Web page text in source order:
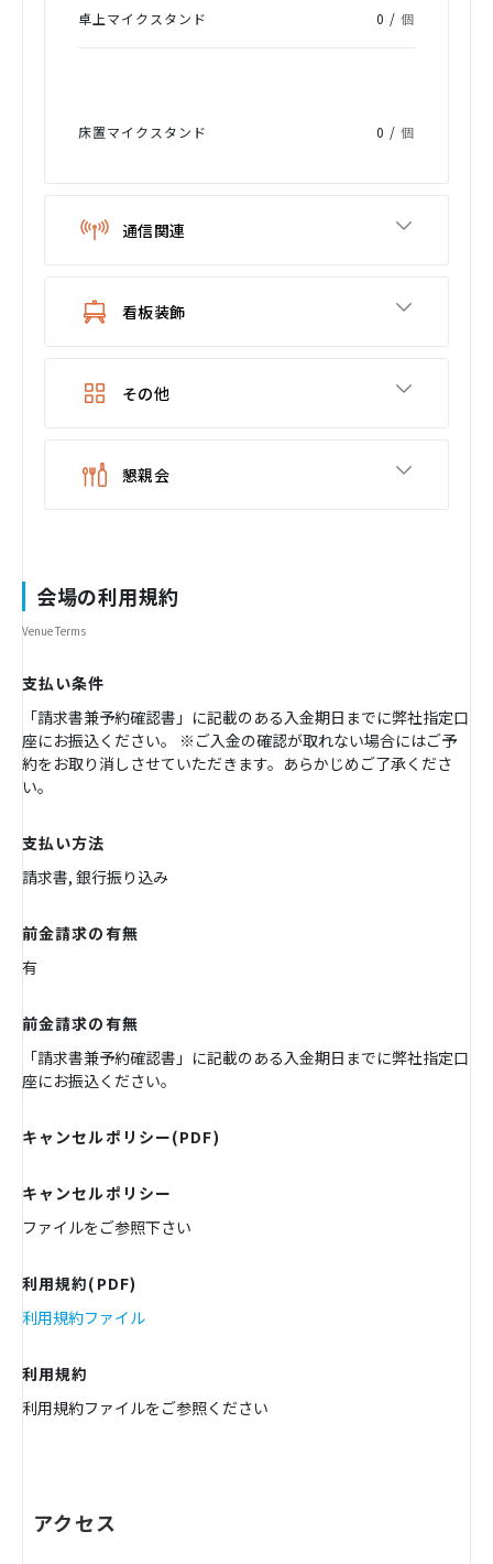
卓上マイクスタンド 0 /個
床置マイクスタンド 0 /個
通信関連
看板装飾
その他
懇親会
会場の利用規約
Venue Terms
支払い条件
「請求書兼予約確認書」に記載のある入金期日までに弊社指定口
座にお振込ください。 ※ご入金の確認が取れない場合にはご予
約をお取り消しさせていただきます。あらかじめご了承くださ
い。
支払い方法
請求書, 銀行振り込み
前金請求の有無
有
前金請求の有無
「請求書兼予約確認書」に記載のある入金期日までに弊社指定口
座にお振込ください。
キャンセルポリシー(PDF)
キャンセルポリシー
ファイルをご参照下さい
利用規約(PDF)
利用規約ファイル
利用規約
利用規約ファイルをご参照ください
アクセス